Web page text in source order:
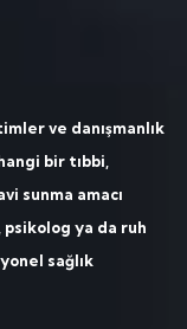
ve danışmanlık
bir tıbbi,
sunma amacı
ya da ruh
sağlık